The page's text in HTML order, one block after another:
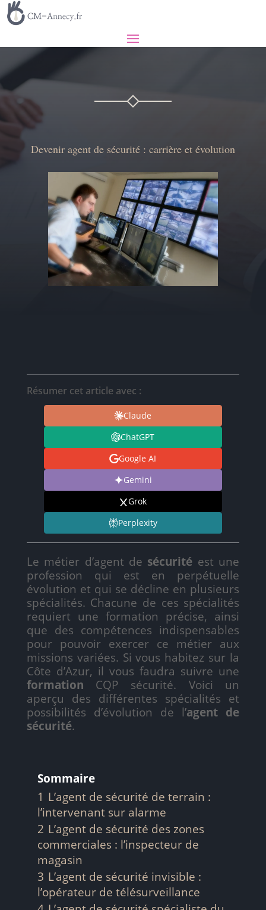
Devenir agent de sécurité : carrière et évolution
Résumer cet article avec :
Claude
ChatGPT
Google AI
Gemini
Grok
Perplexity
Le métier d’agent de sécurité est une
profession qui est en perpétuelle
évolution et qui se décline en plusieurs
spécialités. Chacune de ces spécialités
requiert une formation précise, ainsi
que des compétences indispensables
pour pouvoir exercer ce métier aux
missions variées. Si vous habitez sur la
Côte d’Azur, il vous faudra suivre une
formation CQP sécurité. Voici un
aperçu des différentes spécialités et
possibilités d’évolution de l’agent de
sécurité.
Sommaire
1 L’agent de sécurité de terrain :
l’intervenant sur alarme
2 L’agent de sécurité des zones
commerciales : l’inspecteur de
magasin
3 L’agent de sécurité invisible :
l’opérateur de télésurveillance